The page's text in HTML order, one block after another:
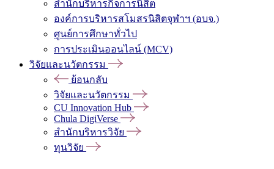
สำนักบริหารกิจการนิสิต
องค์การบริหารสโมสรนิสิตจุฬาฯ (อบจ.)
ศูนย์การศึกษาทั่วไป
การประเมินออนไลน์ (MCV)
วิจัยและนวัตกรรม
ย้อนกลับ
วิจัยและนวัตกรรม
CU Innovation Hub
Chula DigiVerse
สำนักบริหารวิจัย
ทุนวิจัย